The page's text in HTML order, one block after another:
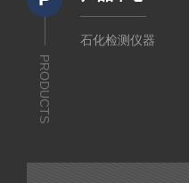
PRODUCTS
石化检测仪器